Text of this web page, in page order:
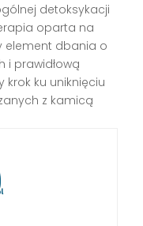
detoksykacji
oparta na
element dbania o
i prawidłową
krok ku uniknięciu
z kamicą